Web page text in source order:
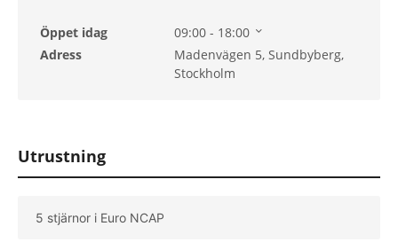
Öppet idag
09:00 - 18:00
Tisdag
09:00 - 18:00
Onsdag
Adress
Madenvägen 5, Sundbyberg,
Stockholm
Utrustning
5 stjärnor i Euro NCAP